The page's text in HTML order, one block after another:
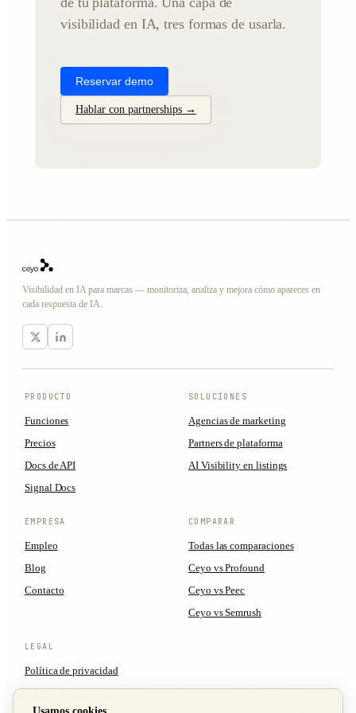
visibilidad en IA, tres formas de usarla.
Reservar demo
Hablar con partnerships →
Visibilidad en IA para marcas — monitoriza, analiza y mejora cómo apareces en
cada respuesta de IA.
PRODUCTO
Funciones
Precios
Docs de API
Signal Docs
SOLUCIONES
Agencias de marketing
Partners de plataforma
AI Visibility en listings
EMPRESA
Empleo
Blog
Contacto
COMPARAR
Todas las comparaciones
Ceyo vs Profound
Ceyo vs Peec
Ceyo vs Semrush
LEGAL
Política de privacidad
Política de cookies